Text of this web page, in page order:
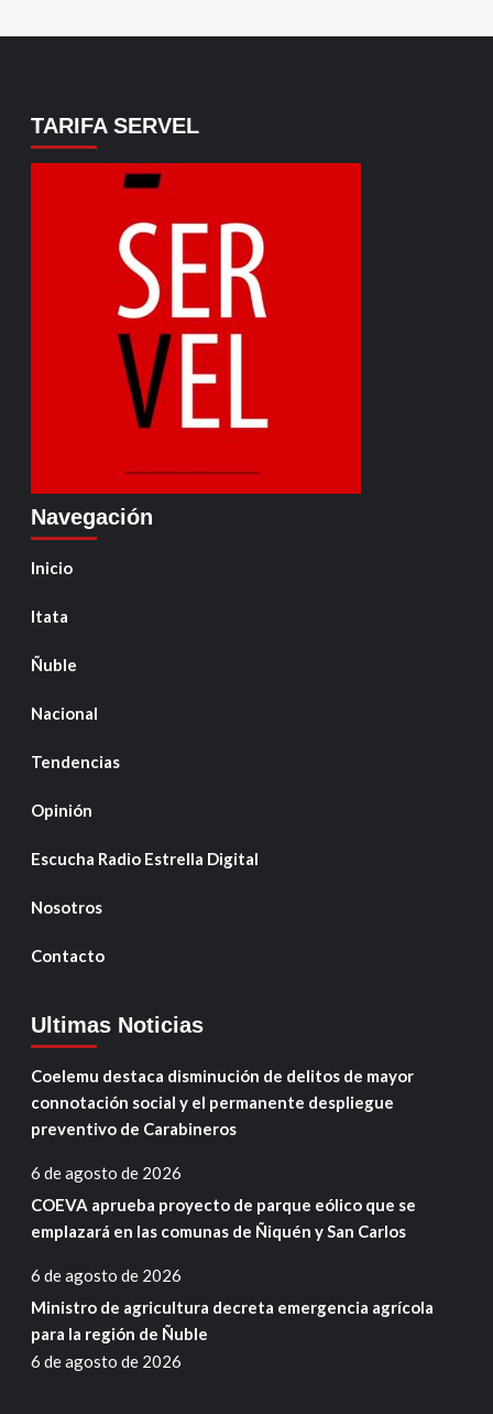
TARIFA SERVEL
Navegación
Inicio
Itata
Ñuble
Nacional
Tendencias
Opinión
Escucha Radio Estrella Digital
Nosotros
Contacto
Ultimas Noticias
Coelemu destaca disminución de delitos de mayor
connotación social y el permanente despliegue
preventivo de Carabineros
6 de agosto de 2026
COEVA aprueba proyecto de parque eólico que se
emplazará en las comunas de Ñiquén y San Carlos
6 de agosto de 2026
Ministro de agricultura decreta emergencia agrícola
para la región de Ñuble
6 de agosto de 2026